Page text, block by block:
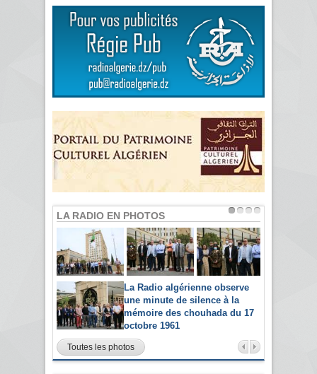
LA RADIO EN PHOTOS
La Radio algérienne observe
une minute de silence à la
mémoire des chouhada du 17
octobre 1961
Toutes les photos